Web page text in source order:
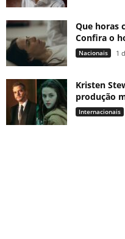
Que horas
Confira o
Nacionais 1
Kristen
produção
Internacionais